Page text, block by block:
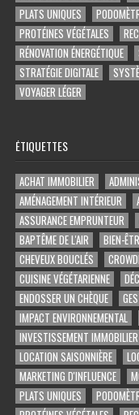
PLATS UNIQUES
PROTÉINES VÉGÉTALES
RÉNOVATION ÉNERGÉTIQUE
STRATÉGIE DIGITALE
VOYAGER LÉGER
ÉTIQUETTES
ACHAT IMMOBILIER
AMÉNAGEMENT INTÉRIEUR
ASSURANCE EMPRUNTEUR
BAPTÊME DE L'AIR
BIEN-
CHEVEUX BOUCLÉS
CUISINE VÉGÉTARIENNE
ENDOSSER UN CHÈQUE
IMPACT ENVIRONNEMENTAL
INVESTISSEMENT IMMOBILIER
LOCATION SAISONNIÈRE
MARKETING D'INFLUENCE
PLATS UNIQUES